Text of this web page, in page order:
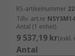
RS-artikelnummer
Tillv. art.nr
Antal (1 enhet)
9 537,19 kr(exkl.
Antal